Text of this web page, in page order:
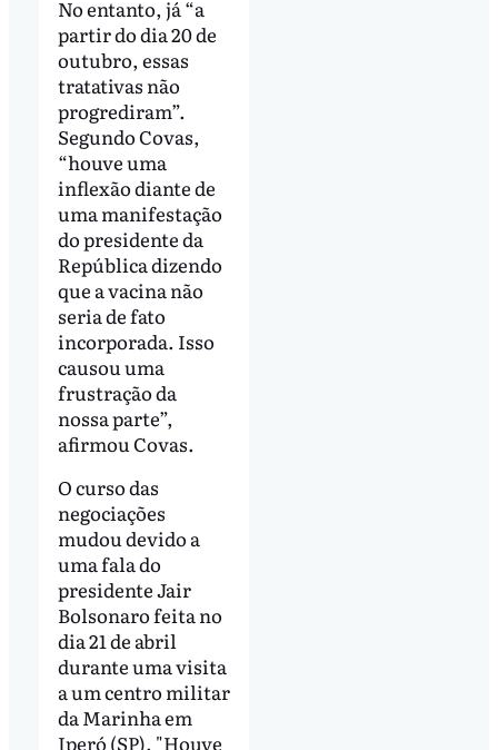
No entanto, já “a
partir do dia 20 de
outubro, essas
tratativas não
progrediram”.
Segundo Covas,
“houve uma
inflexão diante de
uma manifestação
do presidente da
República dizendo
que a vacina não
seria de fato
incorporada. Isso
causou uma
frustração da
nossa parte”,
afirmou Covas.
O curso das
negociações
mudou devido a
uma fala do
presidente Jair
Bolsonaro feita no
dia 21 de abril
durante uma visita
a um centro militar
da Marinha em
Iperó (SP). "Houve